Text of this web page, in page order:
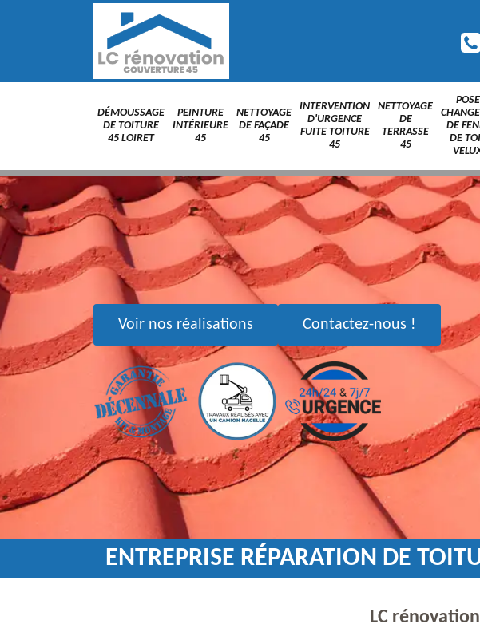
DÉMOUSSAGE
DE TOITURE
45 LOIRET
PEINTURE
INTÉRIEURE
45
NETTOYAGE
DE FAÇADE
45
INTERVENTION
D'URGENCE
FUITE TOITURE
45
NETTOYAGE
DE
TERRASSE
45
DE
DE
Voir nos réalisations Contactez-nous !
ENTREPRISE RÉPARATION DE
LC